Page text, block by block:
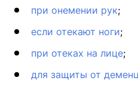
при онемении рук;
если отекают ноги;
при отеках на лице;
для защиты от